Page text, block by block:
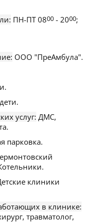
ПН-ПТ 0800 - 2000;
ООО "ПреАмбула".
дети.
услуг: ДМС,
парковка.
клиники
в клинике:
травматолог,